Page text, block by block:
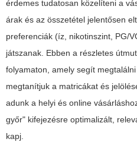
érdemes tudatosan közelíteni a
árak és az összetétel jelentősen
preferenciák (íz, nikotinszint, PG/
játszanak. Ebben a részletes
folyamaton, amely segít
megtanítjuk a matricákat és
adunk a helyi és online
győr" kifejezésre optimalizált,
kapj.